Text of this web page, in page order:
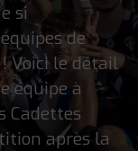
si
de
Voici le détail
équipe à
Cadettes
après la